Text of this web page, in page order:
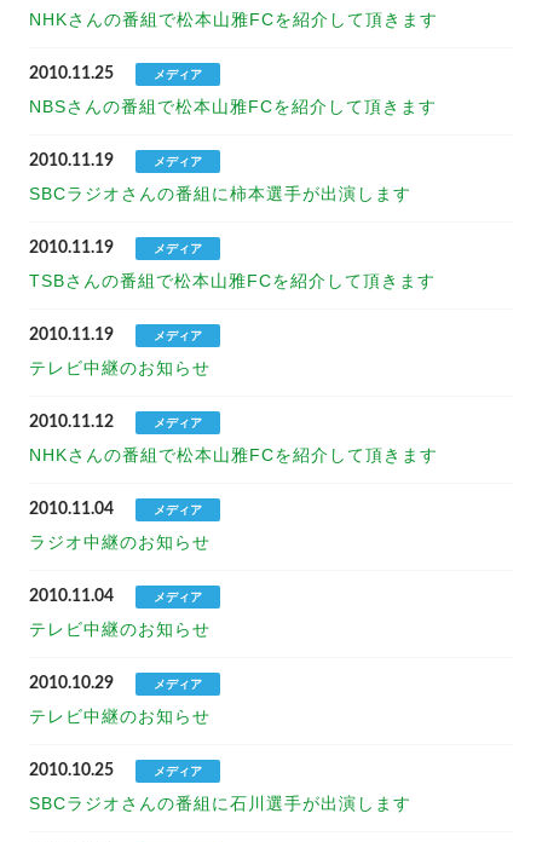
NHKさんの番組で松本山雅FCを紹介して頂きます
2010.11.25 メディア
NBSさんの番組で松本山雅FCを紹介して頂きます
2010.11.19 メディア
SBCラジオさんの番組に柿本選手が出演します
2010.11.19 メディア
TSBさんの番組で松本山雅FCを紹介して頂きます
2010.11.19 メディア
テレビ中継のお知らせ
2010.11.12 メディア
NHKさんの番組で松本山雅FCを紹介して頂きます
2010.11.04 メディア
ラジオ中継のお知らせ
2010.11.04 メディア
テレビ中継のお知らせ
2010.10.29 メディア
テレビ中継のお知らせ
2010.10.25 メディア
SBCラジオさんの番組に石川選手が出演します